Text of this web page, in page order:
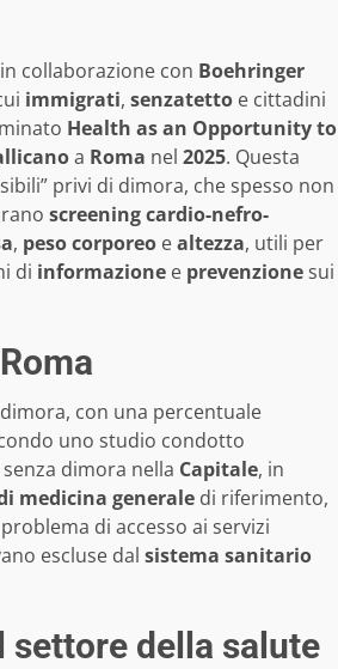
collaborazione con Boehringer
immigrati, senzatetto e cittadini
Health as an Opportunity to
a Roma nel 2025. Questa
privi di dimora, che spesso non
screening cardio-nefro-
, peso corporeo ealtezza, utili per
di informazione e prevenzionesui
con una percentuale
uno studio condotto
dimora nella Capitale, in
medicina generale di riferimento,
di accesso ai servizi
escluse dal sistema sanitario
settore della salute